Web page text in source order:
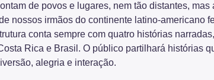
de povos e lugares, nem tão distantes, mas
nossos irmãos do continente latino-americano
conta sempre com quatro histórias
Rica e Brasil. O público partilhará histórias
alegria e interação.